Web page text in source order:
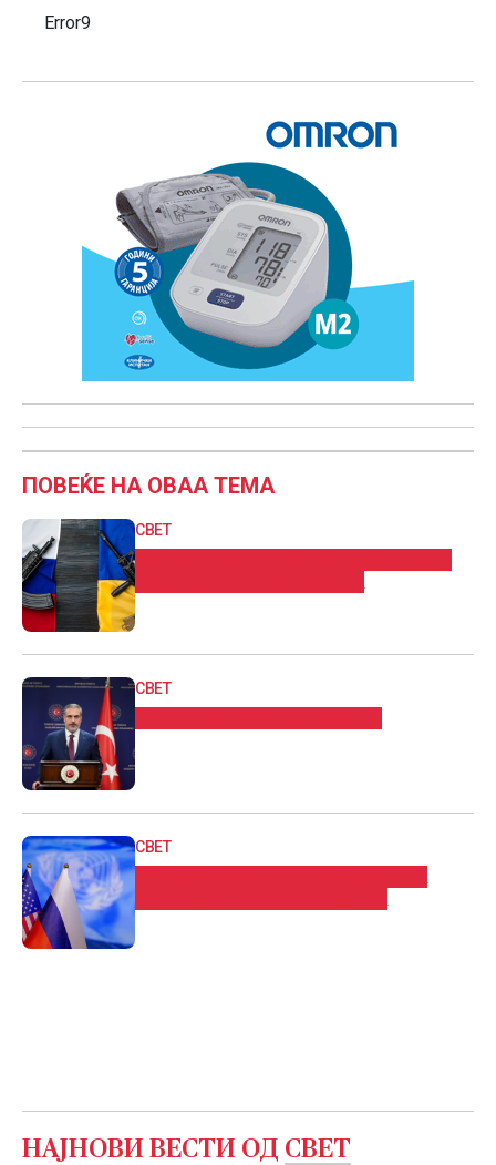
Error9
ПОВЕЌЕ НА ОВАА ТЕМА
СВЕТ
руски напади врз Украина
СВЕТ
СВЕТ
Русија бара седница на Советот за
безбедност на ОН за Украина
НАЈНОВИ ВЕСТИ ОД СВЕТ